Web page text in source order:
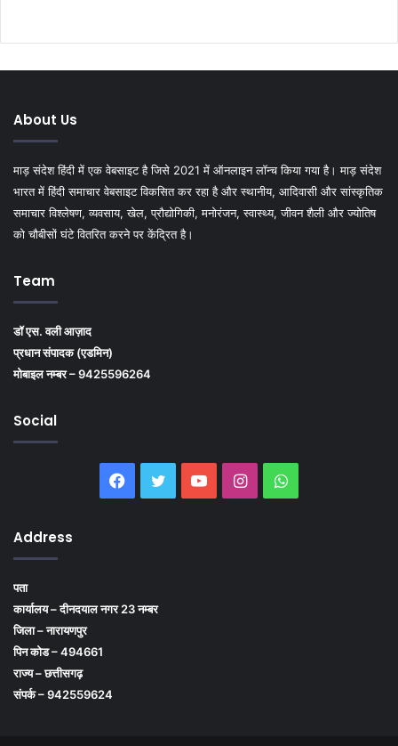
About Us
माड़ संदेश हिंदी में एक वेबसाइट है जिसे 2021 में ऑनलाइन लॉन्च किया गया है। माड़ संदेश
भारत में हिंदी समाचार वेबसाइट विकसित कर रहा है और स्थानीय, आदिवासी और सांस्कृतिक
समाचार विश्लेषण, व्यवसाय, खेल, प्रौद्योगिकी, मनोरंजन, स्वास्थ्य, जीवन शैली और ज्योतिष
को चौबीसों घंटे वितरित करने पर केंद्रित है।
Team
डॉ एस. वली आज़ाद
प्रधान संपादक (एडमिन)
मोबाइल नम्बर – 9425596264
Social
Facebook
Twitter YouTubeInstagramWhatsApp
Address
पता
कार्यालय – दीनदयाल नगर 23 नम्बर
जिला – नारायणपुर
पिन कोड – 494661
राज्य – छत्तीसगढ़
संपर्क – 942559624